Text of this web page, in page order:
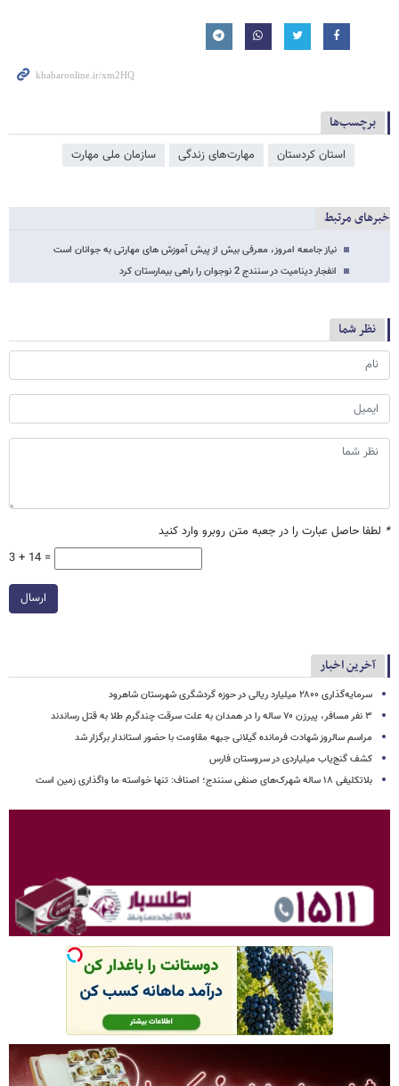
برچسب‌ها
استان کردستان مهارت‌های زندگی سازمان ملی مهارت
خبرهای مرتبط
نیاز جامعه امروز، معرفی بیش از پیش آموزش های مهارتی به جوانان است
انفجار دینامیت در سنندج 2 نوجوان را راهی بیمارستان کرد
نظر شما
* لطفا حاصل عبارت را در جعبه متن روبرو وارد کنید
3 + 14 =
ارسال
آخرین اخبار
سرمایه‌گذاری ۲۸۰۰ میلیارد ریالی در حوزه گردشگری شهرستان شاهرود
۳ نفر مسافر، پیرزن ۷۰ ساله را در همدان به علت سرقت چندگرم طلا به قتل رساندند
مراسم سالروز شهادت فرمانده گیلانی جبهه مقاومت با حضور استاندار برگزار شد
کشف گنج‌یاب میلیاردی در سروستان فارس
بلاتکلیفی ۱۸ ساله شهرک‌های صنفی سنندج؛ اصناف: تنها خواسته ما واگذاری زمین است